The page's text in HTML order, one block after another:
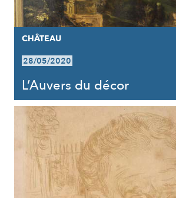
CHÂTEAU
28/05/2020
L’Auvers du décor